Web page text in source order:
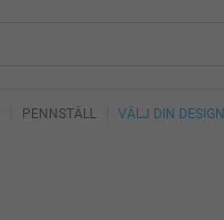
PENNSTÄLL VÄLJ DIN DESIGN